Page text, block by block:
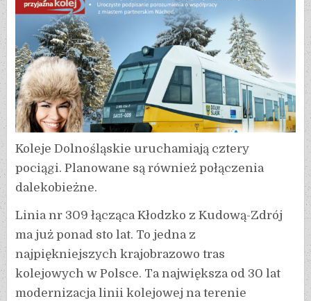
Koleje Dolnośląskie uruchamiają cztery
pociągi. Planowane są również połączenia
dalekobieżne.
Linia nr 309 łącząca Kłodzko z Kudową-Zdrój
ma już ponad sto lat. To jedna z
najpiękniejszych krajobrazowo tras
kolejowych w Polsce. Ta największa od 30 lat
modernizacja linii kolejowej na terenie